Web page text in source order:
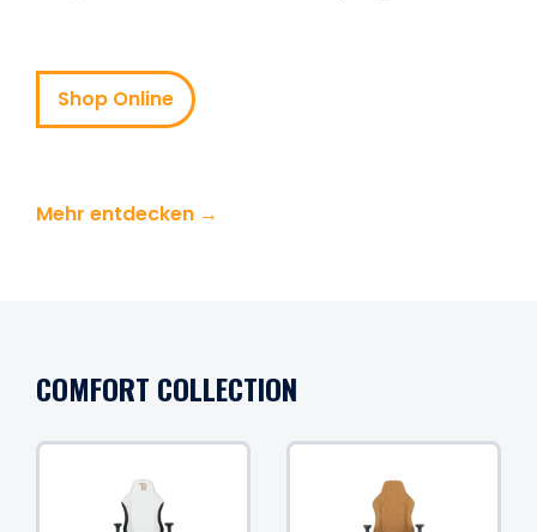
Shop Online
Mehr entdecken →
COMFORT COLLECTION